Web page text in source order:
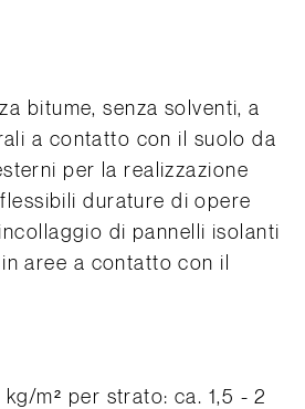
bitume, senza solventi, a
a contatto con il suolo da
per la realizzazione
durature di opere
di pannelli isolanti
aree a contatto con il
m² per strato: ca. 1,5 - 2